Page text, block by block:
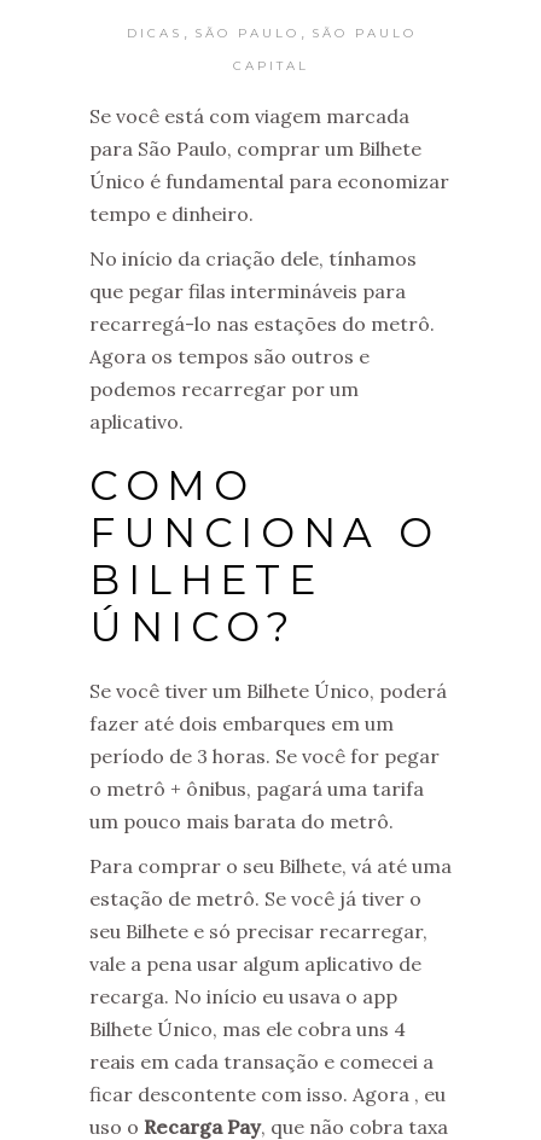
DICAS SÃO PAULO SÃO PAULO
CAPITAL
Se você está com viagem marcada
para São Paulo, comprar um Bilhete
Único é fundamental para economizar
tempo e dinheiro.
No início da criação dele, tínhamos
que pegar filas intermináveis para
recarregá-lo nas estações do metrô.
Agora os tempos são outros e
podemos recarregar por um
aplicativo.
COMO
FUNCIONA O
BILHETE
ÚNICO?
Se você tiver um Bilhete Único, poderá
fazer até dois embarques em um
período de 3 horas. Se você for pegar
o metrô + ônibus, pagará uma tarifa
um pouco mais barata do metrô.
Para comprar o seu Bilhete, vá até uma
estação de metrô. Se você já tiver o
seu Bilhete e só precisar recarregar,
vale a pena usar algum aplicativo de
recarga. No início eu usava o app
Bilhete Único, mas ele cobra uns 4
reais em cada transação e comecei a
ficar descontente com isso. Agora , eu
uso o Recarga Pay, que não cobra taxa